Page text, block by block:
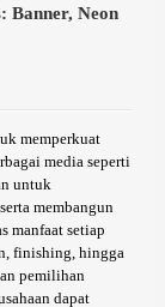
Banner, Neon
memperkuat
media seperti
untuk
membangun
manfaat setiap
finishing, hingga
pemilihan
dapat